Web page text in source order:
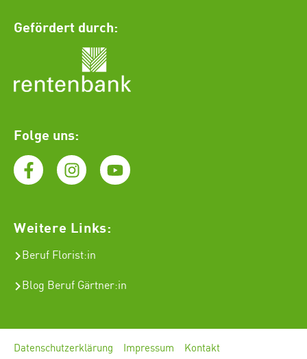
Gefördert durch:
Folge uns:
Weitere Links:
Beruf Florist:in
Blog Beruf Gärtner:in
Datenschutzerklärung Impressum Kontakt